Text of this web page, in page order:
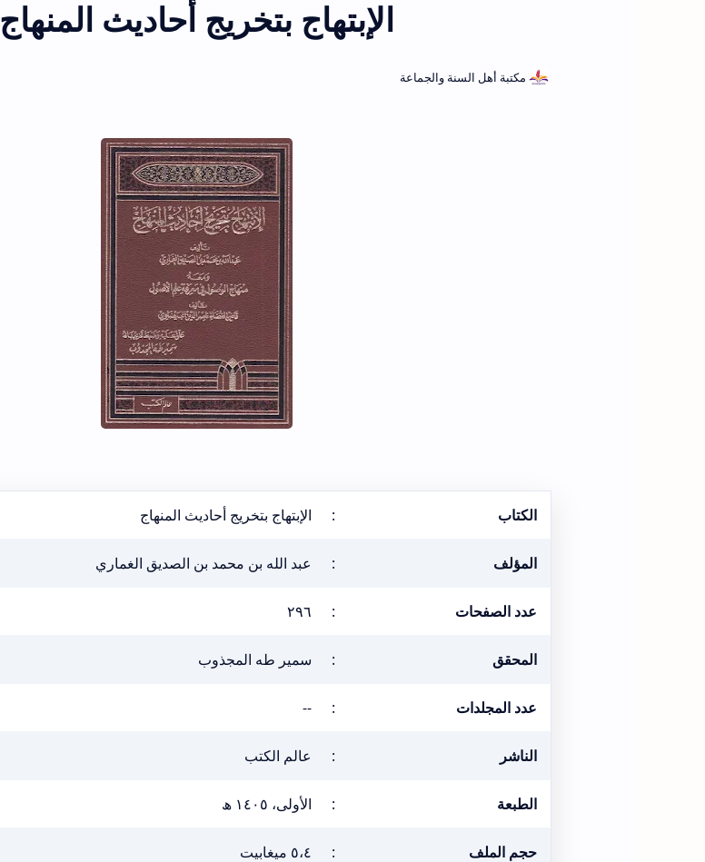
الإبتهاج بتخريج أحاديث المنهاج
الكتاب : الإبتهاج بتخريج أحاديث المنهاج
المؤلف : عبد الله بن محمد بن الصديق الغماري
عدد الصفحات : ٢٩٦
المحقق : سمير طه المجذوب
عدد المجلدات :
--
الناشر : عالم الكتب
الطبعة : الأولى، ١٤٠٥ ھ
حجم الملف : ٥،٤ ميغابيت